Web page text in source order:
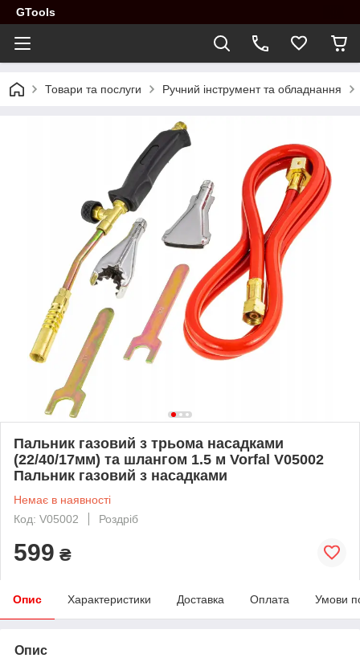
GTools
Товари та послуги Ручний інструмент та обладнання
Пальник газовий з трьома насадками
(22/40/17мм) та шлангом 1.5 м Vorfal V05002
Пальник газовий з насадками
Немає в наявності
Код: V05002
Роздріб
599 ₴
Опис Характеристики Доставка Оплата Умови
Опис